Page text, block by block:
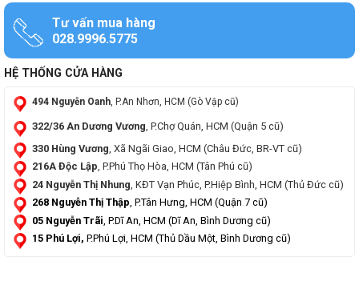
Tư vấn mua hàng
028.9996.5775
HỆ THỐNG CỬA HÀNG
494 Nguyễn Oanh, P.An Nhơn, HCM (Gò Vập cũ)
322/36 An Dương Vương, P.Chợ Quán, HCM (Quận 5 cũ)
330 Hùng Vương , Xã Ngãi Giao, HCM (Châu Đức, BR-VT cũ)
216A Độc Lập, P.Phú Thọ Hòa, HCM (Tân Phú cũ)
24 Nguyễn Thị Nhung , KĐT Vạn Phúc, P.Hiệp Bình, HCM (Thủ Đức cũ)
268 Nguyễn Thị Thập, P.Tân Hưng, HCM (Quận 7 cũ)
05 Nguyễn Trãi , P.Dĩ An, HCM (Dĩ An, Bình Dương cũ)
15 Phú Lợi, P.Phú Lợi, HCM (Thủ Dầu Một, Bình Dương cũ)